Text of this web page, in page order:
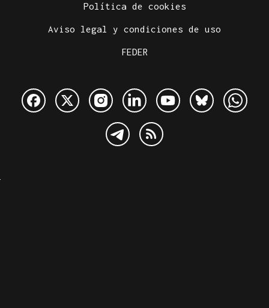
Política de cookies
Aviso legal y condiciones de uso
FEDER